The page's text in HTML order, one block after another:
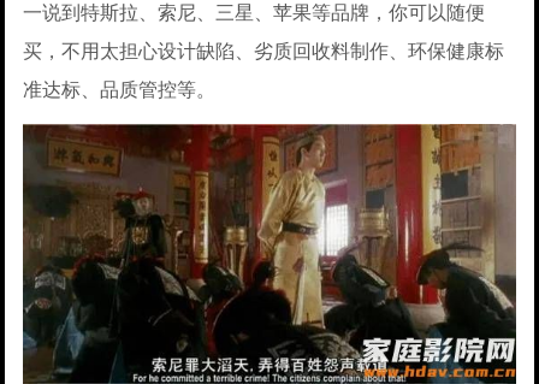
一说到特斯拉、索尼、三星、苹果等品牌，你可以随便
买，不用太担心设计缺陷、劣质回收料制作、环保健康标
准达标、品质管控等。